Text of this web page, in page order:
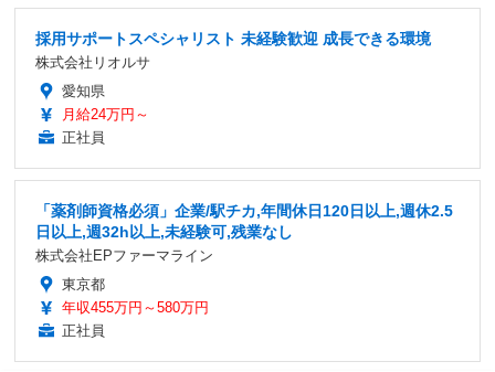
採用サポートスペシャリスト 未経験歓迎 成長できる環境
株式会社リオルサ
愛知県
月給24万円～
正社員
「薬剤師資格必須」企業/駅チカ,年間休日120日以上,週休2.5
日以上,週32h以上,未経験可,残業なし
株式会社EPファーマライン
東京都
年収455万円～580万円
正社員